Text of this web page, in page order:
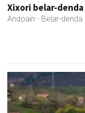
Xixori belar-denda
Andoain - Belar-denda